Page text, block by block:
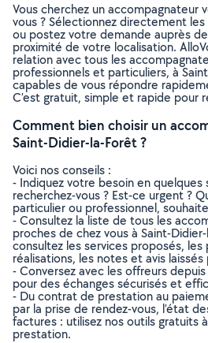
Vous cherchez un accompagnateur
vous ? Sélectionnez directement
ou postez votre demande auprès
proximité de votre localisation.
relation avec tous les
professionnels et particuliers, à
capables de vous répondre
C’est gratuit, simple et rapide pour
Comment bien choisir un
Saint-Didier-la-Forêt ?
Voici nos conseils :
- Indiquez votre besoin en quelques
recherchez-vous ? Est-ce urgent ?
particulier ou professionnel,
- Consultez la liste de tous les
proches de chez vous à Saint-
consultez les services proposés,
réalisations, les notes et avis
- Conversez avec les offreurs
pour des échanges sécurisés et
- Du contrat de prestation au
par la prise de rendez-vous, l’état
factures : utilisez nos outils gratuits
prestation.